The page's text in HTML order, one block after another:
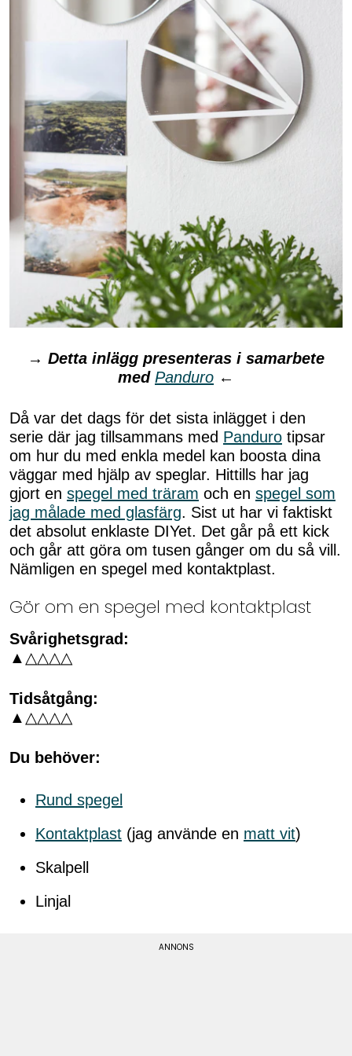
→ Detta inlägg presenteras i samarbete
med Panduro ←
Då var det dags för det sista inlägget i den
serie där jag tillsammans med Panduro tipsar
om hur du med enkla medel kan boosta dina
väggar med hjälp av speglar. Hittills har jag
gjort en spegel med träram och en spegel som
jag målade med glasfärg. Sist ut har vi faktiskt
det absolut enklaste DIYet. Det går på ett kick
och går att göra om tusen gånger om du så vill.
Nämligen en spegel med kontaktplast.
Gör om en spegel med kontaktplast
Svårighetsgrad:
▲△△△△
Tidsåtgång:
▲△△△△
Du behöver:
Rund spegel
Kontaktplast (jag använde en matt vit)
Skalpell
Linjal